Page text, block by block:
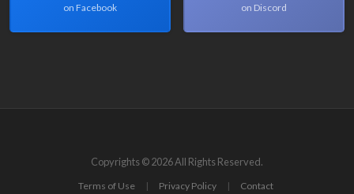
on Facebook on Discord
Copyrights © 2026 All Rights Reserved.
Terms of Use | Privacy Policy | Contact